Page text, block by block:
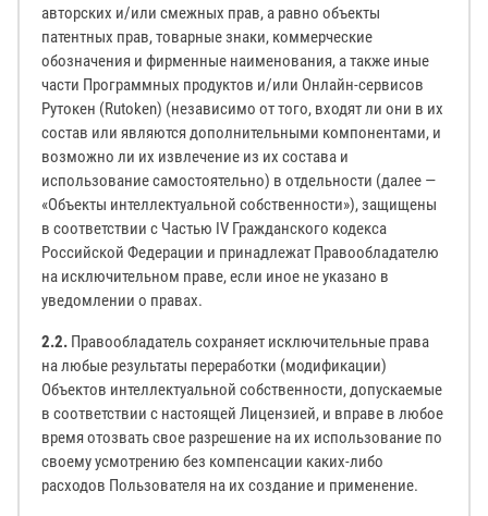
авторских и/или смежных прав, а равно объекты
патентных прав, товарные знаки, коммерческие
обозначения и фирменные наименования, а также иные
части Программных продуктов и/или Онлайн-сервисов
Рутокен (Rutoken) (независимо от того, входят ли они в их
состав или являются дополнительными компонентами, и
возможно ли их извлечение из их состава и
использование самостоятельно) в отдельности (далее —
«Объекты интеллектуальной собственности»), защищены
в соответствии с Частью IV Гражданского кодекса
Российской Федерации и принадлежат Правообладателю
на исключительном праве, если иное не указано в
уведомлении о правах.
2.2. Правообладатель сохраняет исключительные права
на любые результаты переработки (модификации)
Объектов интеллектуальной собственности, допускаемые
в соответствии с настоящей Лицензией, и вправе в любое
время отозвать свое разрешение на их использование по
своему усмотрению без компенсации каких-либо
расходов Пользователя на их создание и применение.